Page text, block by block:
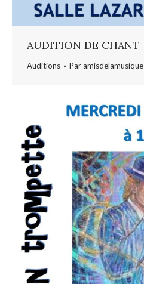
AUDITION DE CHANT
Auditions Paramisdelamusique